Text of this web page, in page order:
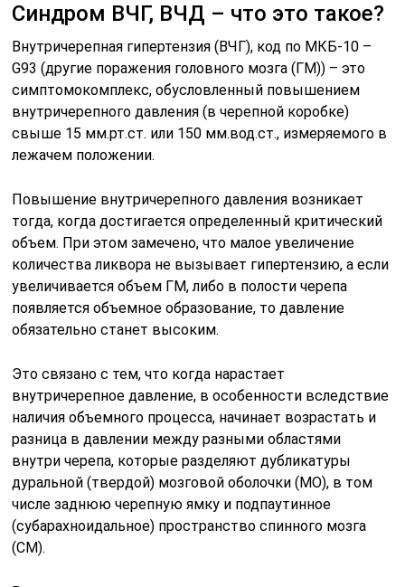
Синдром ВЧГ, ВЧД – что это такое?
Внутричерепная гипертензия (ВЧГ), код по МКБ-10 –
G93 (другие поражения головного мозга (ГМ)) – это
симптомокомплекс, обусловленный повышением
внутричерепного давления (в черепной коробке)
свыше 15 мм.рт.ст. или 150 мм.вод.ст., измеряемого в
лежачем положении.
Повышение внутричерепного давления возникает
тогда, когда достигается определенный критический
объем. При этом замечено, что малое увеличение
количества ликвора не вызывает гипертензию, а если
увеличивается объем ГМ, либо в полости черепа
появляется объемное образование, то давление
обязательно станет высоким.
Это связано с тем, что когда нарастает
внутричерепное давление, в особенности вследствие
наличия объемного процесса, начинает возрастать и
разница в давлении между разными областями
внутри черепа, которые разделяют дубликатуры
дуральной (твердой) мозговой оболочки (МО), в том
числе заднюю черепную ямку и подпаутинное
(субарахноидальное) пространство спинного мозга
(СМ).